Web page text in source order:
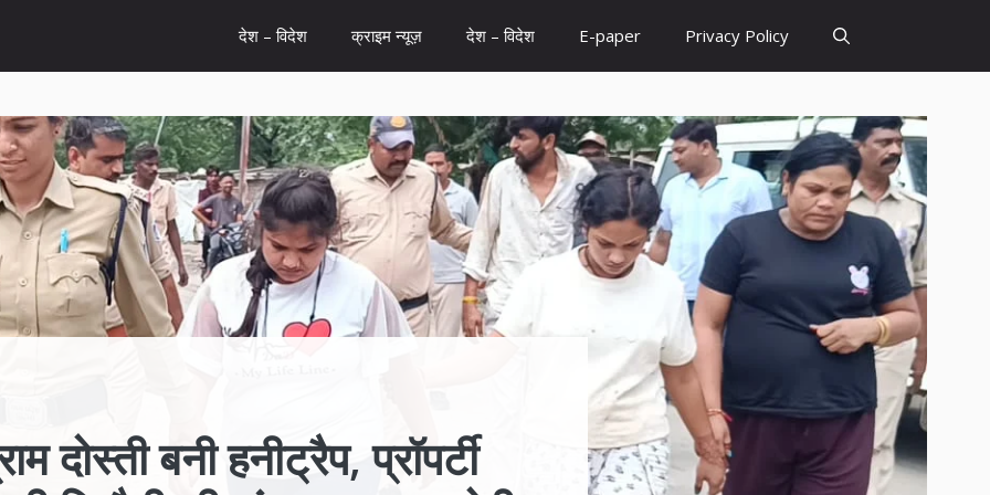
देश – विदेश क्राइम न्यूज़ देश – विदेश E-paper Privacy Policy
बनी हनीट्रैप, प्रॉपर्टी